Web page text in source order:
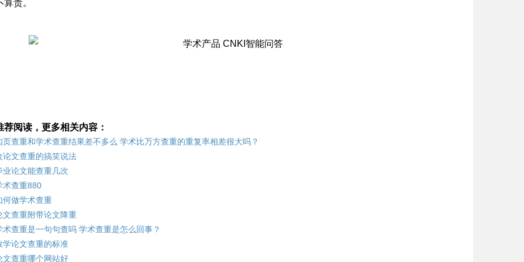
贵。
荐阅读，更多相关内容：
页查重和学术查重结果差不多么 学术比万方查重的重复率相差很大吗？
论文查重的搞笑说法
业论文能查重几次
术查重880
何做学术查重
文查重附带论文降重
术查重是一句句查吗 学术查重是怎么回事？
学论文查重的标准
文查重哪个网站好